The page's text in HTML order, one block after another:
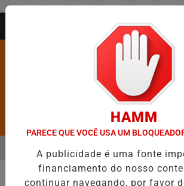
Pesquisar Notícia
É CONFIRMADA NO DIA DO EVANGÉLICO
EM ALTA
HAMM
PARECE QUE VOCÊ USA UM
A publicidade é uma fonte
financiamento do nosso
continuar navegando, por favor